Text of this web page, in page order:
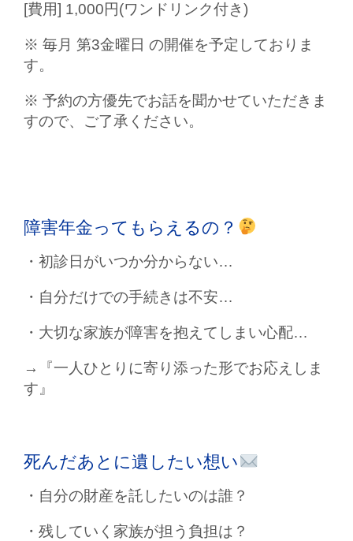
[費用] 1,000円(ワンドリンク付き)
※ 毎月 第3金曜日 の開催を予定しておりま
す。
※ 予約の方優先でお話を聞かせていただきま
すので、ご了承ください。
障害年金ってもらえるの？
・初診日がいつか分からない…
・自分だけでの手続きは不安…
・大切な家族が障害を抱えてしまい心配…
→『一人ひとりに寄り添った形でお応えしま
す』
死んだあとに遺したい想い
・自分の財産を託したいのは誰？
・残していく家族が担う負担は？